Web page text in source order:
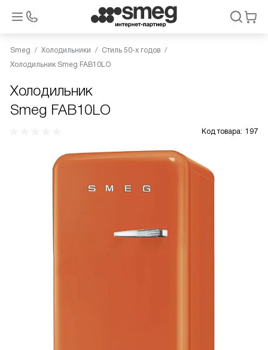
Smeg Холодильники
Стиль 50-х годов
Холодильник Smeg FAB10LO
Холодильник
Smeg FAB10LO
Код товара: 197